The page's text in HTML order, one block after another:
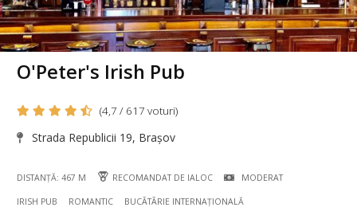
O'Peter's Irish Pub
(4,7 / 617 voturi)
Strada Republicii 19, Brașov
DISTANȚĂ: 467 M RECOMANDAT DE IALOC MODERAT
IRISH PUB ROMANTIC BUCÃTÃRIE INTERNAȚIONALĂ